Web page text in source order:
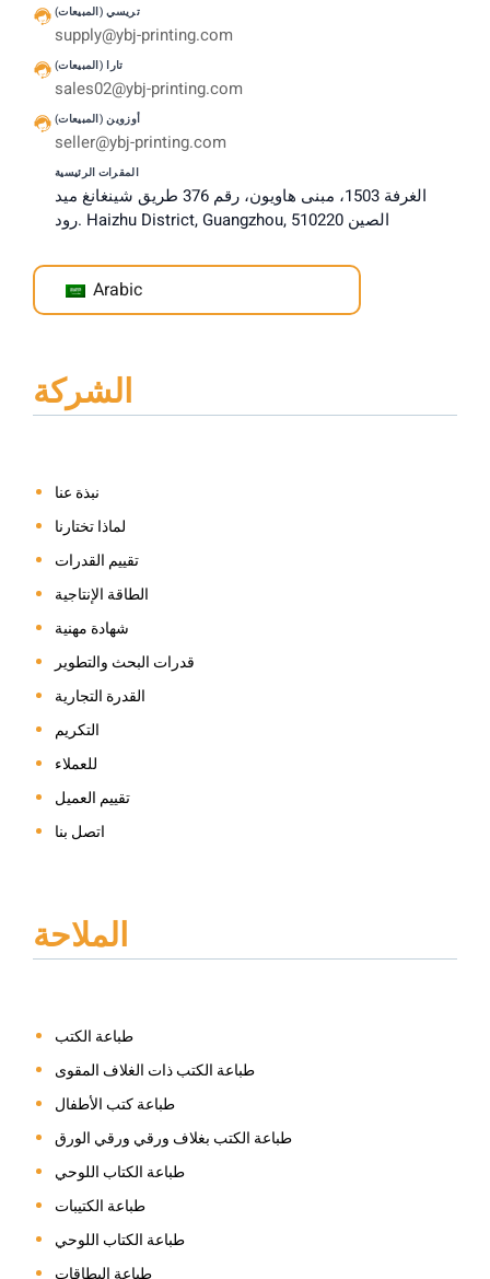
تريسي (المبيعات)
supply@ybj-printing.com
تارا (المبيعات)
sales02@ybj-printing.com
أوزوين (المبيعات)
seller@ybj-printing.com
المقرات الرئيسية
الغرفة 1503، مبنى هاويون، رقم 376 طريق شينغانغ ميد
رود. Haizhu District, Guangzhou, الصين 510220
Arabic
الشركة
نبذة عنا
لماذا تختارنا
تقييم القدرات
الطاقة الإنتاجية
شهادة مهنية
قدرات البحث والتطوير
القدرة التجارية
التكريم
للعملاء
تقييم العميل
اتصل بنا
الملاحة
طباعة الكتب
طباعة الكتب ذات الغلاف المقوى
طباعة كتب الأطفال
طباعة الكتب بغلاف ورقي ورقي الورق
طباعة الكتاب اللوحي
طباعة الكتيبات
طباعة الكتاب اللوحي
طباعة البطاقات